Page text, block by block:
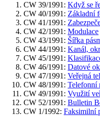
CW 39/1991: Když se
CW 40/1991: Základní
CW 41/1991:
CW 42/1991: Modulace
CW 43/1991: Šířka
CW 44/1991: Kanál,
CW 45/1991:
CW 46/1991: Datové
CW 47/1991: Veřejná
CW 48/1991: Telefonní
CW 49/1991: Využití
CW 52/1991: Bulletin
CW 1/1992: Faksimilní